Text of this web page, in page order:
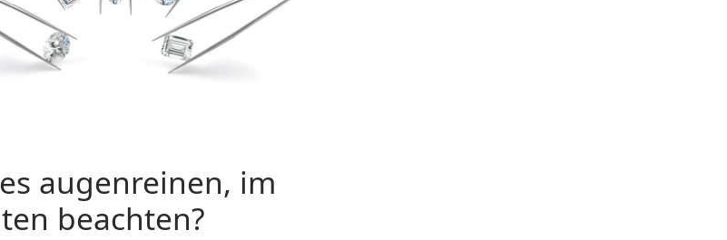
augenreinen, im
beachten?